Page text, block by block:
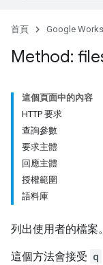
首頁 Google
Method:
這個頁面中的內容
HTTP 要求
查詢參數
要求主體
回應主體
授權範圍
語料庫
列出使用者的檔案
這個方法會接受 q